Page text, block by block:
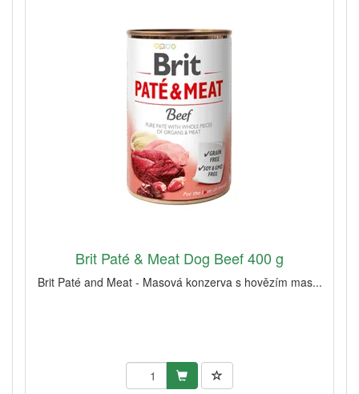
Brit Paté & Meat Dog Beef 400 g
Brit Paté and Meat - Masová konzerva s hovězím mas...